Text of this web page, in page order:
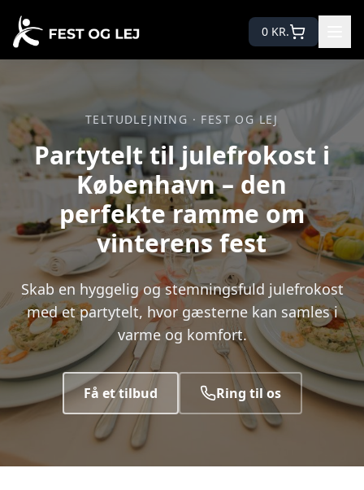
0 KR.
TELTUDLEJNING · FEST OG LEJ
Partytelt til julefrokost i
København – den
perfekte ramme om
vinterens fest
Skab en hyggelig og stemningsfuld julefrokost
med et partytelt, hvor gæsterne kan samles i
varme og komfort.
Få et tilbud Ring til os